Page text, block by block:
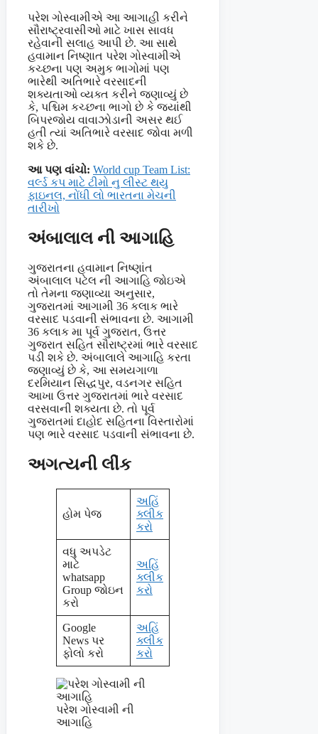
પરેશ ગોસ્વામીએ આ આગાહી કરીને
સૌરાષ્ટ્રવાસીઓ માટે ખાસ સાવધ
રહેવાની સલાહ આપી છે. આ સાથે
હવામાન નિષ્ણાત પરેશ ગોસ્વામીએ
કચ્છના પણ અમુક ભાગોમાં પણ
ભારેથી અતિભારે વરસાદની
શક્યતાઓ વ્યક્ત કરીને જણાવ્યું છે
કે, પશ્ચિમ કચ્છના ભાગો છે કે જ્યાંથી
બિપરજોય વાવાઝોડાની અસર થઈ
હતી ત્યાં અતિભારે વરસાદ જોવા મળી
શકે છે.
આ પણ વાંચો: World cup Team List:
વર્લ્ડ કપ માટે ટીમો નુ લીસ્ટ થયુ
ફાઇનલ, નોંધી લો ભારતના મેચની
તારીખો
અંબાલાલ ની આગાહિ
ગુજરાતના હવામાન નિષ્ણાંત
અંબાલાલ પટેલ ની આગાહિ જોઇએ
તો તેમના જણાવ્યા અનુસાર,
ગુજરાતમાં આગામી 36 કલાક ભારે
વરસાદ પડવાની સંભાવના છે. આગામી
36 કલાક મા પૂર્વ ગુજરાત, ઉત્તર
ગુજરાત સહિત સૌરાષ્ટ્રમાં ભારે વરસાદ
પડી શકે છે. અંબાલાલે આગાહિ કરતા
જણાવ્યું છે કે, આ સમયગાળા
દરમિયાન સિદ્ધપુર, વડનગર સહિત
આખા ઉત્તર ગુજરાતમાં ભારે વરસાદ
વરસવાની શક્યતા છે. તો પૂર્વ
ગુજરાતમાં દાહોદ સહિતના વિસ્તારોમાં
પણ ભારે વરસાદ પડવાની સંભાવના છે.
અગત્યની લીંક
હોમ પેજ
અહિં
ક્લીક
કરો
વધુ અપડેટ
માટે
whatsapp
Group જોઇન
કરો
અહિં
ક્લીક
કરો
Google
News પર
ફોલો કરો
અહિં
ક્લીક
કરો
પરેશ ગોસ્વામી ની
આગાહિ